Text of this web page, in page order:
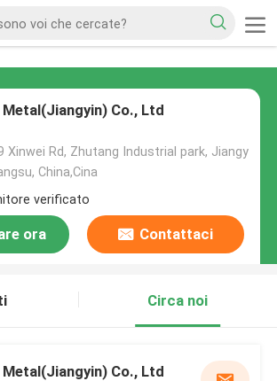
Metal(Jiangyin) Co., Ltd
Xinwei Rd, Zhutang Industrial park, Jiangy
China,Cina
verificato
ora Contattaci
Circa noi
Metal(Jiangyin) Co., Ltd